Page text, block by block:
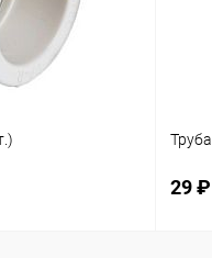
29 ₽